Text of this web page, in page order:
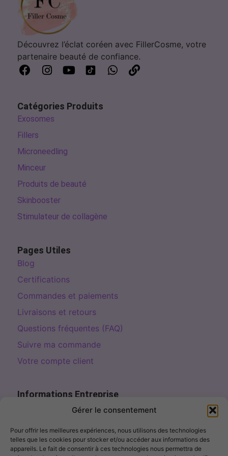
Gérer le consentement
Pour offrir les meilleures expériences, nous utilisons des technologies
telles que les cookies pour stocker et/ou accéder aux informations des
appareils. Le fait de consentir à ces technologies nous permettra de
Découvrez l’éclat coréen avec FillerCosme, votre
partenaire beauté de confiance.
Catégories Produits
Exosomes
Fillers
Microneedling
Minceur
Produits de beauté
Skinbooster
Stimulateur de collagène
Pages Utiles
Blog
Certifications
Commandes et paiements
Livraisons et retours
Questions fréquentes (FAQ)
Suivre ma commande
Votre compte client
Informations Entreprise
Page de contact
10% OFF – Sign up!